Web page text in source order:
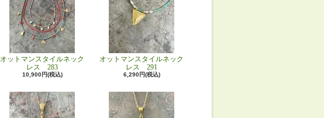
オットマンスタイルネック
レス 283
10,900円(税込)
オットマンスタイルネック
レス 291
6,290円(税込)